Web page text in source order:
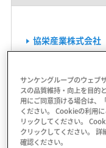
協栄産業株式会社
小森電機株式会社
サンケングループのウェブ
スの品質維持・向上を目的
用にご同意頂ける場合は、
ください。 Cookieの利用
リックしてください。
クリックしてください。 詳
確認ください。